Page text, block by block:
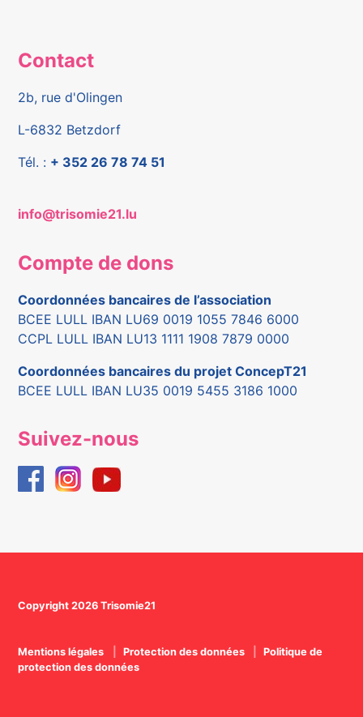
Contact
2b, rue d'Olingen
L-6832 Betzdorf
Tél. : + 352 26 78 74 51
info@trisomie21.lu
Compte de dons
Coordonnées bancaires de l’association
BCEE LULL IBAN LU69 0019 1055 7846 6000
CCPL LULL IBAN LU13 1111 1908 7879 0000
Coordonnées bancaires du projet ConcepT21
BCEE LULL IBAN LU35 0019 5455 3186 1000
Suivez-nous
Copyright 2026 Trisomie21
Mentions légales Protection des données
Politique de
protection des données